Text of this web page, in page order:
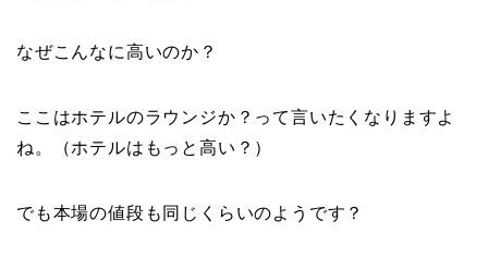
なぜこんなに高いのか？
ここはホテルのラウンジか？って言いたくなりますよ
ね。（ホテルはもっと高い？）
でも本場の値段も同じくらいのようです？